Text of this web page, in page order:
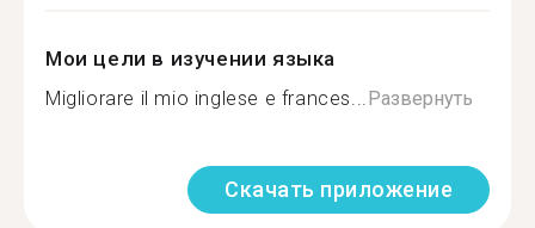
Мои цели в изучении языка
Migliorare il mio inglese e frances...Развернуть
Скачать приложение